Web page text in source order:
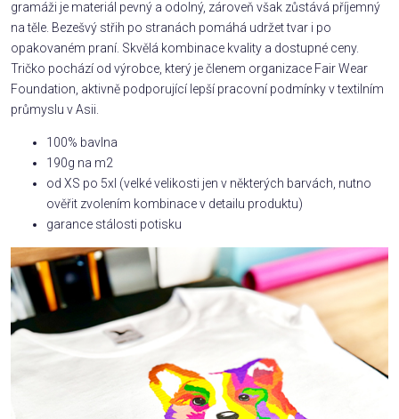
gramáži je materiál pevný a odolný, zároveň však zůstává příjemný
na těle. Bezešvý střih po stranách pomáhá udržet tvar i po
opakovaném praní. Skvělá kombinace kvality a dostupné ceny.
Tričko pochází od výrobce, který je členem organizace Fair Wear
Foundation, aktivně podporující lepší pracovní podmínky v textilním
průmyslu v Asii.
100% bavlna
190g na m2
od XS po 5xl (velké velikosti jen v některých barvách, nutno
ověřit zvolením kombinace v detailu produktu)
garance stálosti potisku